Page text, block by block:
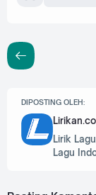
DIPOSTING OLEH:
Lirik
Lagu